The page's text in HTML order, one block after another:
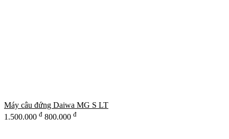
Máy câu đứng Daiwa MG S LT
1.500.000 đ 800.000 đ